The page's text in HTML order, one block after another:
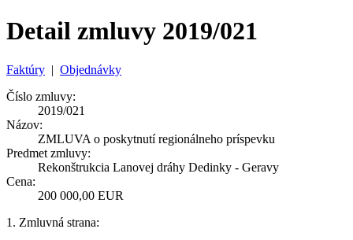
Detail zmluvy 2019/021
Faktúry | Objednávky
Číslo zmluvy:
2019/021
Názov:
ZMLUVA o poskytnutí regionálneho príspevku
Predmet zmluvy:
Rekonštrukcia Lanovej dráhy Dedinky - Geravy
Cena:
200 000,00 EUR
1. Zmluvná strana: